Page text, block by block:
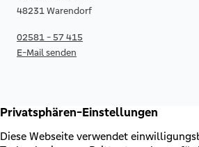
48231 Warendorf
02581 - 57 415
E-Mail senden
RECHTLICHES & KONTAKT